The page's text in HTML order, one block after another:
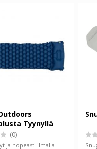
Tyynyllä
(0)
ja nopeasti ilmalla